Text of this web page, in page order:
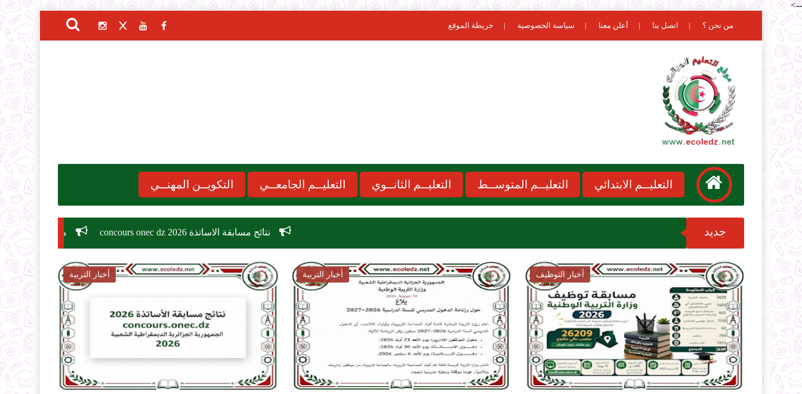
-->
من نحن ؟ اتصل بنا أعلن معنا سياسة الخصوصية خريطة الموقع
التعليــم الابتدائي التعليــم المتوســط التعليــم الثانــوي التعليــم الجامعــي التكويــن المهنــي
جديد نتائج مسابقة الاساتذة 2026 concours onec dz موعد الدخول المدرسي 2026-2027
ecoledz.net
أخبار التربية
2026-07-31
ecoledz.net
أخبار التوظيف
2026-07-28
ecoledz.net
أخبار التربية
2026-07-28
ecoledz.net
